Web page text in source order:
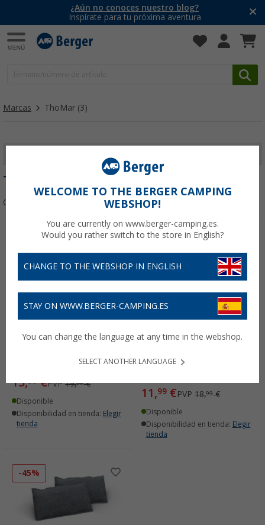
¿Aún no conoces nuestro blog?
Inspírate para tu próxima aventura
Marcas ThoMar (3)
THOMAR
Ordenar:
Deshumidificador ThoMar
(46)
15, €PVP19,50€
Disponible
Disponibilidad en tienda: Elegir
tienda
Deshumidificadores para
Auto juego de 2
11,99 €PVP 18,99€
Disponible
Disponibilidad en tienda: Elegir
tienda
-45%
WELCOME TO THE BERGER CAMPING
WEBSHOP!
You are currently on www.berger-camping.es.
Would you rather switch to the store in English?
CHANGE TO THE WEBSHOP IN ENGLISH
STAY ON WWW.BERGER-CAMPING.ES
You can change the language at any time in the webshop.
SELECT ANOTHER LANGUAGE